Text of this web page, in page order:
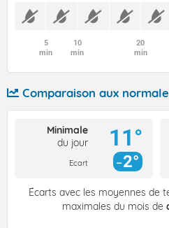
5
min
10
min
20
min
Comparaison aux
Minimale
du jour
Ecart
11°
2°
Écarts avec les moyennes de
maximales du mois de